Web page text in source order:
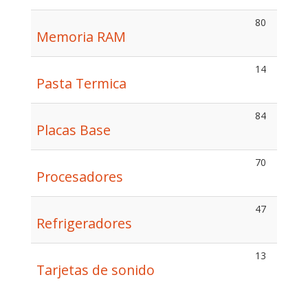
Memoria RAM
80
Pasta Termica
14
Placas Base
84
Procesadores
70
Refrigeradores
47
Tarjetas de sonido
13